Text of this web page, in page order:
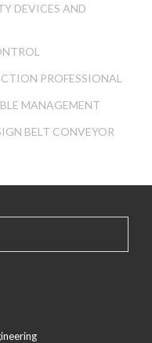
DEVICES AND
PROFESSIONAL
MANAGEMENT
BELT CONVEYOR